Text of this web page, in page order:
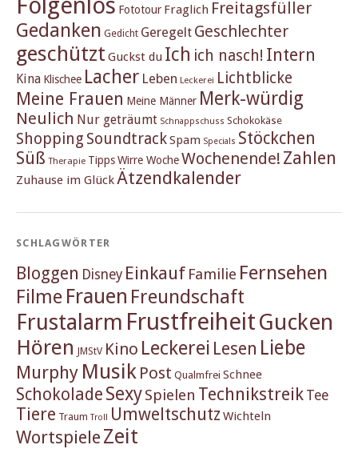
Folgenlos Fototour Fraglich Freitagsfüller
Gedanken Gedicht Geregelt Geschlechter
geschützt Guckst du Ich ich nasch! Intern
Kina Klischee Lacher Leben Leckerei Lichtblicke
Meine Frauen Meine Männer Merk-würdig
Neulich Nur geträumt Schnappschuss Schokokäse
Shopping SoundtrackSpam Specials Stöckchen
Süß Therapie TippsWirre WocheWochenende! Zahlen
Zuhause im Glück Ätzendkalender
SCHLAGWÖRTER
Bloggen Disney Einkauf Familie Fernsehen
Filme Frauen Freundschaft
Frustalarm FrustfreiheitGucken
Hören JMStV Kino Leckerei Lesen Liebe
Murphy Musik Post Qualmfrei Schnee
Schokolade SexySpielen Technikstreik Tee
Tiere Traum Troll Umweltschutz Wichteln
Wortspiele Zeit